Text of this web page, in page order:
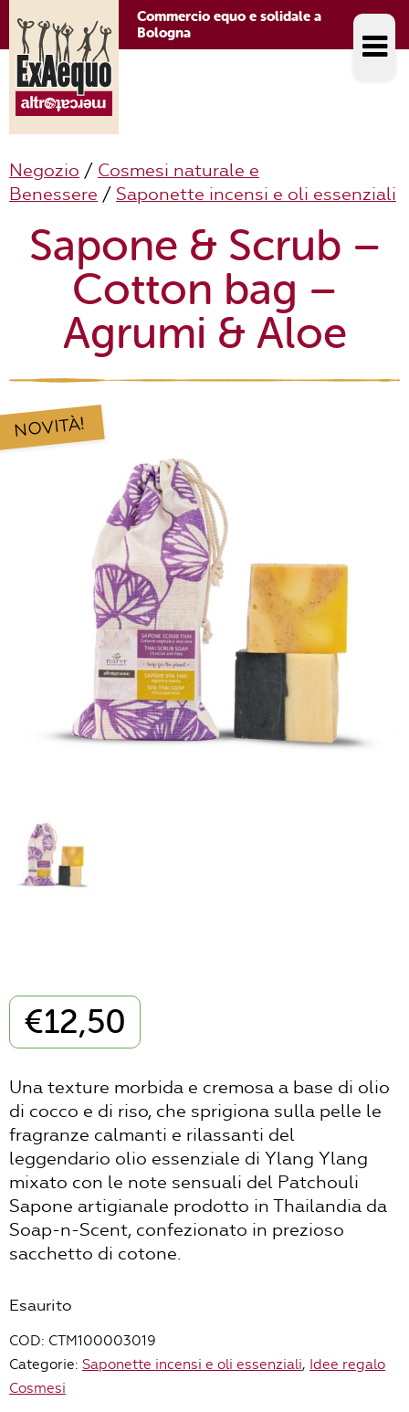
Commercio equo e solidale a
Bologna
Negozio / Cosmesi naturale e
Benessere / Saponette incensi e oli essenziali
Sapone & Scrub –
Cotton bag –
Agrumi & Aloe
NOVITÀ!
€12,50
Una texture morbida e cremosa a base di olio
di cocco e di riso, che sprigiona sulla pelle le
fragranze calmanti e rilassanti del
leggendario olio essenziale di Ylang Ylang
mixato con le note sensuali del Patchouli
Sapone artigianale prodotto in Thailandia da
Soap-n-Scent, confezionato in prezioso
sacchetto di cotone.
Esaurito
COD: CTM100003019
Categorie: Saponette incensi e oli essenziali, Idee regalo
Cosmesi